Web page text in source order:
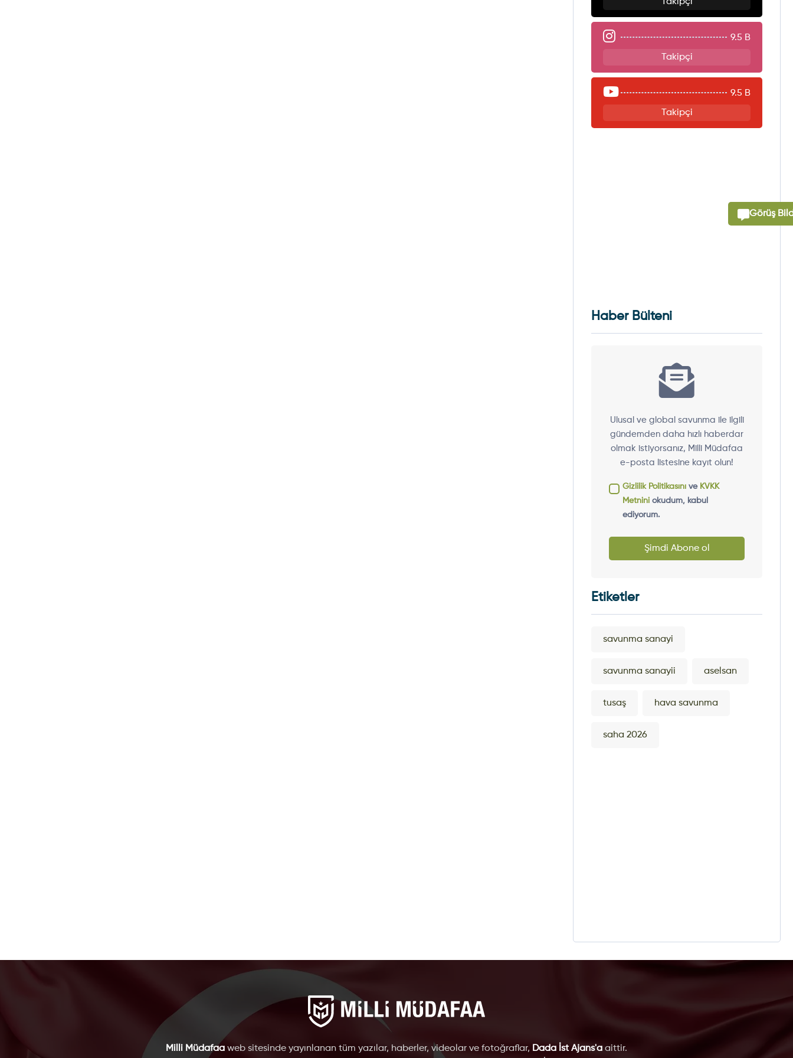
9.5 B
Takipçi
9.5 B
Takipçi
Haber Bülteni
Ulusal ve global savunma ile ilgili
gündemden daha hızlı haberdar
olmak istiyorsanız, Milli Müdafaa
e-posta listesine kayıt olun!
Gizlilik Politikasını ve KVKK
Metnini okudum, kabul
ediyorum.
Şimdi Abone ol
Etiketler
savunma sanayi
savunma sanayii aselsan
tusaş hava savunma
saha 2026
Görüş
Milli Müdafaa web sitesinde yayınlanan tüm yazılar, haberler, videolar ve fotoğraflar, Dada İst Ajans'a aittir.